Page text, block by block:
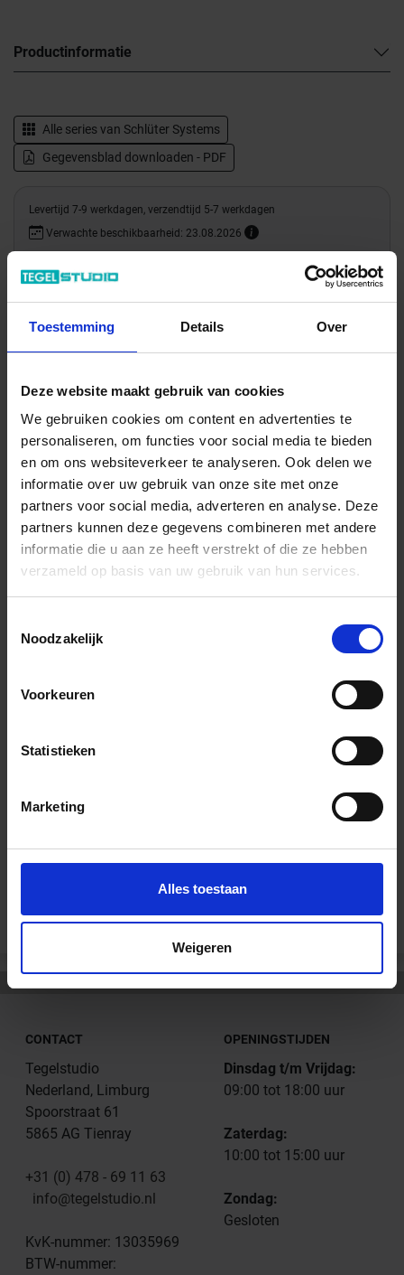
Toestemming Details Over
Deze website maakt gebruik van cookies
We gebruiken cookies om content en advertenties te
personaliseren, om functies voor social media te bieden
en om ons websiteverkeer te analyseren. Ook delen we
informatie over uw gebruik van onze site met onze
partners voor social media, adverteren en analyse. Deze
partners kunnen deze gegevens combineren met andere
informatie die u aan ze heeft verstrekt of die ze hebben
verzameld op basis van uw gebruik van hun services.
Noodzakelijk
Voorkeuren
Statistieken
Marketing
Alles toestaan
Weigeren
Productinformatie
Alle series van Schlüter Systems
Gegevensblad downloaden - PDF
Levertijd 7-9 werkdagen, verzendtijd 5-7 werkdagen
Verwachte beschikbaarheid: 23.08.2026
97.74 € /Stuk
Totale prijs / geleverde hoeveelheid
88,85 €
Stuk
In het winkelmandje
+31 (0) 478 - 69 11 63 Productaanvraag
CONTACT
Tegelstudio
Nederland, Limburg
Spoorstraat 61
5865 AG Tienray
+31 (0) 478 - 69 11 63
info@tegelstudio.nl
KvK-nummer: 13035969
BTW-nummer:
OPENINGSTIJDEN
Dinsdag t/m Vrijdag:
09:00 tot 18:00 uur
Zaterdag:
10:00 tot 15:00 uur
Zondag:
Gesloten